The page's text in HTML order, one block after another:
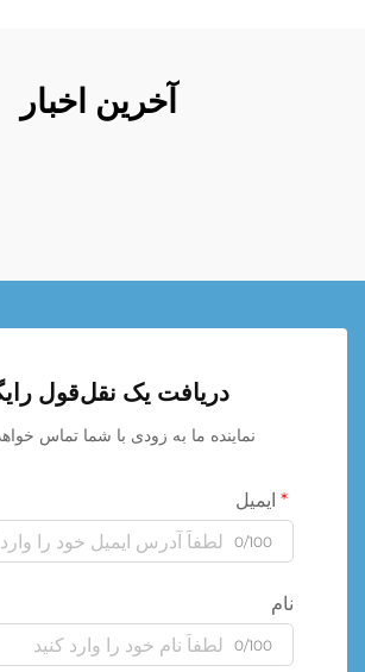
آخرین اخبار
دریافت یک نقل‌قول
نماینده ما به زودی با شما تماس
ایمیل
0/100
نام
0/100